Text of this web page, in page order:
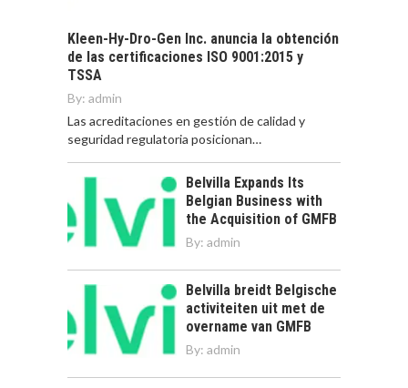
Kleen-Hy-Dro-Gen Inc. anuncia la obtención
de las certificaciones ISO 9001:2015 y
TSSA
By: admin
Las acreditaciones en gestión de calidad y
seguridad regulatoria posicionan…
Belvilla Expands Its
Belgian Business with
the Acquisition of GMFB
By: admin
Belvilla breidt Belgische
activiteiten uit met de
overname van GMFB
By: admin